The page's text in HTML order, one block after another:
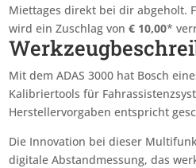
Miettagesdirekt bei dir abgeholt.
wird ein Zuschlag von€ 10,00*
Mit dem ADAS 3000 hat Bosch
Kalibriertools für
Herstellervorgaben entspricht
Die Innovation bei dieser
digitale Abstandmessung, das